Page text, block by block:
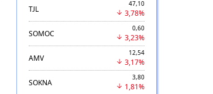
TJL
47,10
3,78%
SOMOC
0,60
3,23%
AMV
12,54
3,17%
SOKNA
3,80
1,81%